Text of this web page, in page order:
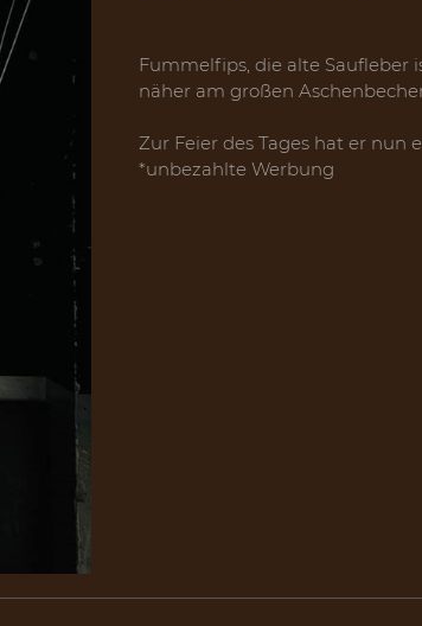
Fummelfips, die alte Saufleber
näher am großen
Zur Feier des Tages hat er nun
*unbezahlte Werbung